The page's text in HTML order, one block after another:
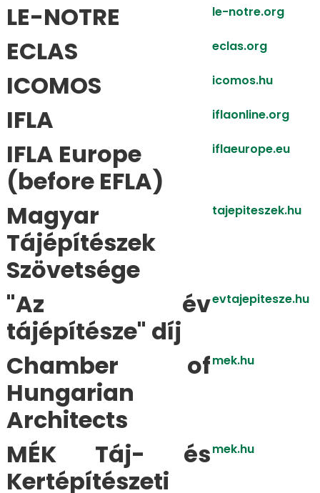
LE-NOTRE le-notre.org
ECLAS eclas.org
ICOMOS icomos.hu
IFLA iflaonline.org
IFLA Europe
(before EFLA)
iflaeurope.eu
Magyar
Tájépítészek
Szövetsége
tajepiteszek.hu
"Az év
tájépítésze" díj
evtajepitesze.hu
Chamber of
Hungarian
Architects
mek.hu
MÉK Táj- és
Kertépítészeti
mek.hu